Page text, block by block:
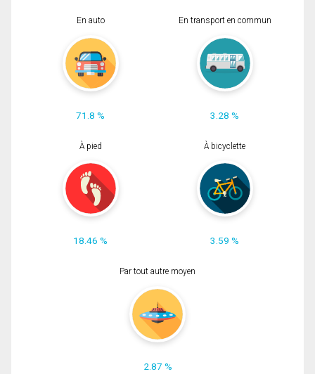
En auto
71.8 %
En transport en commun
3.28 %
À pied
18.46 %
À bicyclette
3.59 %
Par tout autre moyen
2.87 %